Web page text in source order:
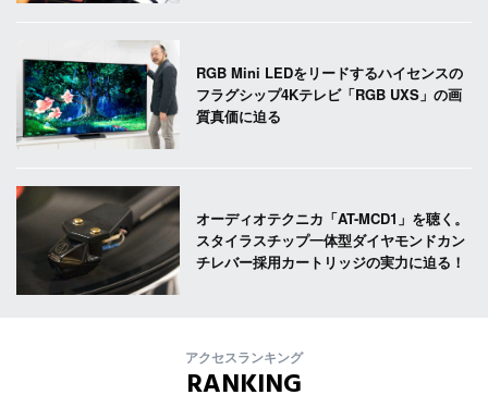
RGB Mini LEDをリードするハイセンスの
フラグシップ4Kテレビ「RGB UXS」の画
質真価に迫る
オーディオテクニカ「AT-MCD1」を聴く。
スタイラスチップ一体型ダイヤモンドカン
チレバー採用カートリッジの実力に迫る！
アクセスランキング
RANKING